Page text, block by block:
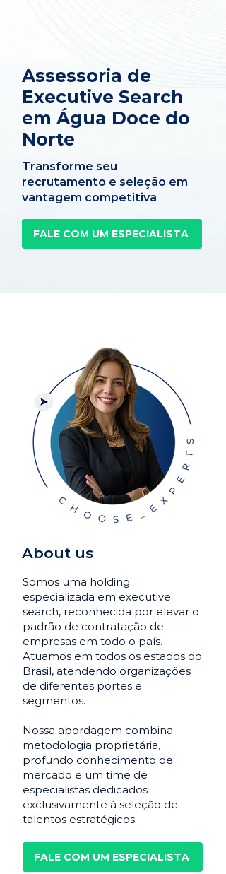
Assessoria de
Executive Search
em Água Doce do
Norte
Transforme seu
recrutamento e seleção em
vantagem competitiva
FALE COM UM ESPECIALISTA
About us
Somos uma holding
especializada em executive
search, reconhecida por elevar o
padrão de contratação de
empresas em todo o país.
Atuamos em todos os estados do
Brasil, atendendo organizações
de diferentes portes e
segmentos.
Nossa abordagem combina
metodologia proprietária,
profundo conhecimento de
mercado e um time de
especialistas dedicados
exclusivamente à seleção de
talentos estratégicos.
FALE COM UM ESPECIALISTA